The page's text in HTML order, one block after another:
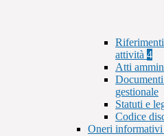
attività 4
Atti
gestionale
Statuti e
Codice
Oneri informativi